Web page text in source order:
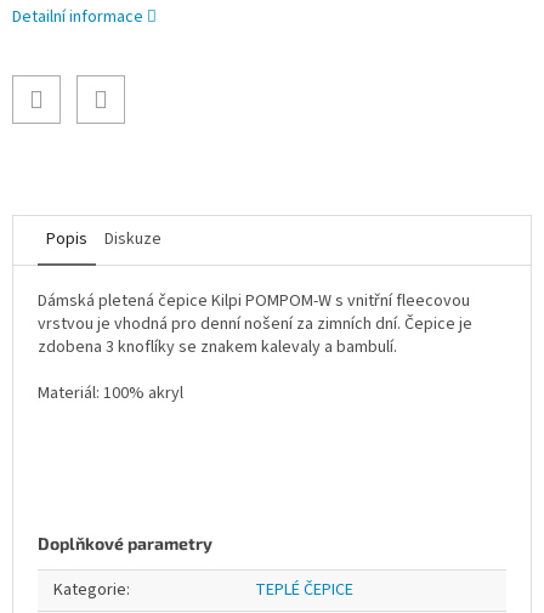
Detailní informace
Popis Diskuze
Dámská pletená čepice Kilpi POMPOM-W s vnitřní fleecovou
vrstvou je vhodná pro denní nošení za zimních dní. Čepice je
zdobena 3 knoflíky se znakem kalevaly a bambulí.
Materiál: 100% akryl
Doplňkové parametry
Kategorie:
TEPLÉ ČEPICE